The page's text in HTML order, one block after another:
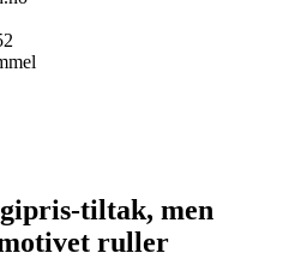
tiltak, men
ruller